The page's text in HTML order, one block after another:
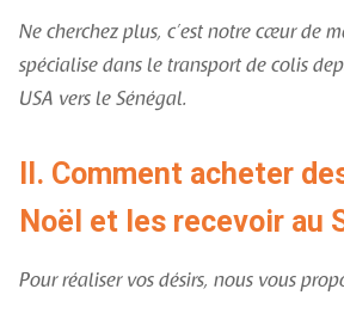
Ne cherchez plus, c’est notre cœur de
spécialise dans le transport de colis
USA vers le Sénégal.
II. Comment acheter
Noël et les recevoir au
Pour réaliser vos désirs, nous vous